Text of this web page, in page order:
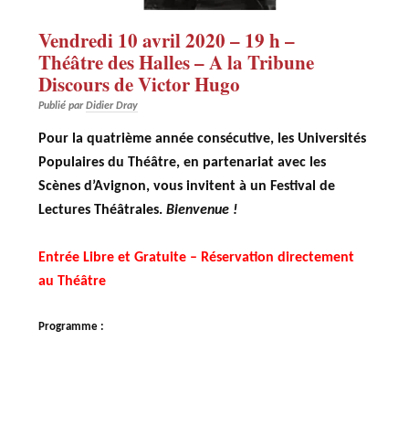
Vendredi 10 avril 2020 – 19 h –
Théâtre des Halles – A la Tribune
Discours de Victor Hugo
Publié parDidier Dray
Pour la quatrième année consécutive, les Universités
Populaires du Théâtre, en partenariat avec les
Scènes d’Avignon, vous invitent à un Festival de
Lectures Théâtrales.Bienvenue !
Entrée Libre et Gratuite – Réservation directement
au Théâtre
Programme :